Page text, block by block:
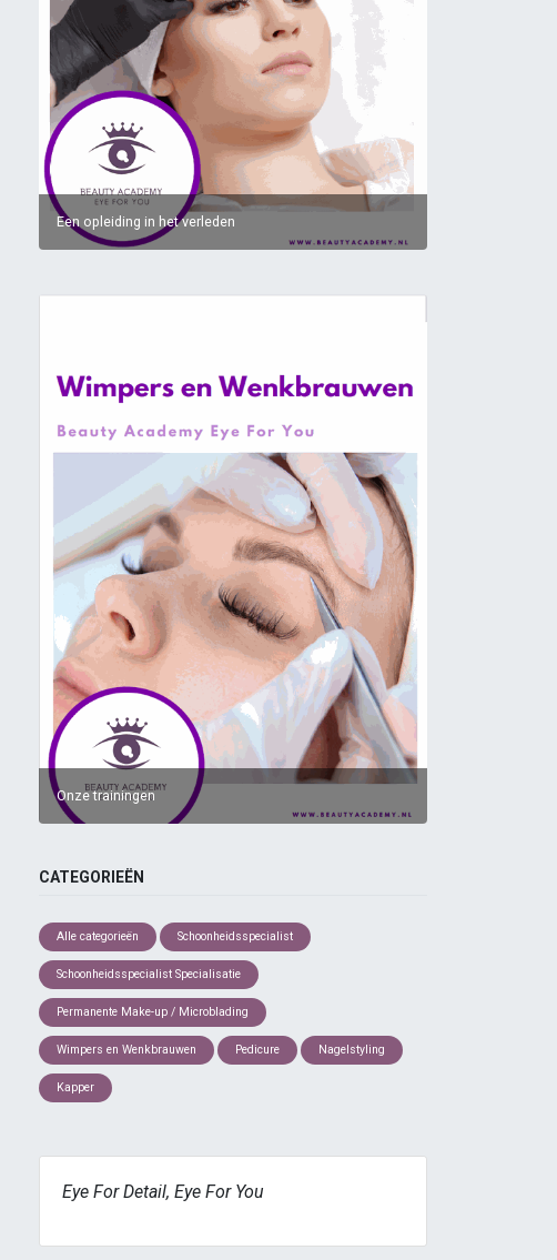
Een opleiding in het verleden
Onze trainingen
CATEGORIEËN
Alle categorieën Schoonheidsspecialist
Schoonheidsspecialist Specialisatie
Permanente Make-up / Microblading
Wimpers en Wenkbrauwen Pedicure Nagelstyling
Kapper
Eye For Detail, Eye For You